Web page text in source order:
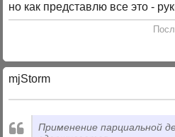
но как представлю все это -
mjStоrm
Применение парциальной